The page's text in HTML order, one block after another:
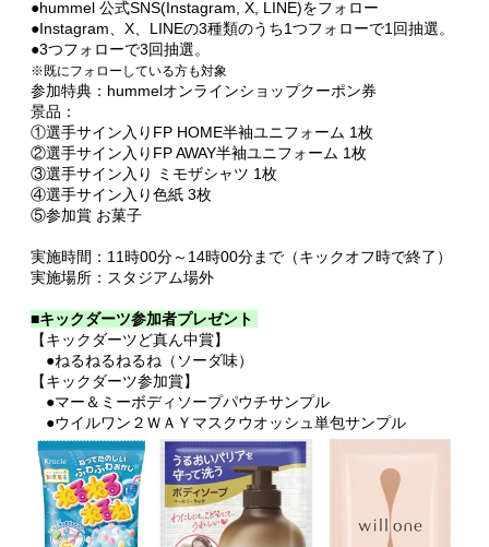
●hummel 公式SNS(Instagram, X, LINE)をフォロー
●Instagram、X、LINEの3種類のうち1つフォローで1回抽選。
●3つフォローで3回抽選。
※既にフォローしている方も対象
参加特典：hummelオンラインショップクーポン券
景品：
①選手サイン入りFP HOME半袖ユニフォーム 1枚
②選手サイン入りFP AWAY半袖ユニフォーム 1枚
③選手サイン入り ミモザシャツ 1枚
④選手サイン入り色紙 3枚
⑤参加賞 お菓子
実施時間：11時00分～14時00分まで（キックオフ時で終了）
実施場所：スタジアム場外
■キックダーツ参加者プレゼント
【キックダーツど真ん中賞】
●ねるねるねるね（ソーダ味）
【キックダーツ参加賞】
●マー＆ミーボディソープパウチサンプル
●ウイルワン２ＷＡＹマスクウオッシュ単包サンプル